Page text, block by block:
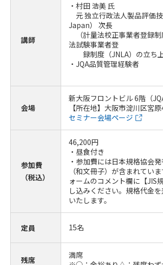
講師
・村田 浩美 氏
元 独立行政法人製品評価
Japan） 次長
（計量法校正事業者登録
法試験事業者登
録制度（JNLA）の立ち
・JQA品質管理経験者
会場
新大阪フロントビル 6階（
【所在地】大阪市淀川区宮原
セミナー会場ページ
参加費
（税込）
46,200円
・昼食付き
・参加費には日本規格協会
（和文冊子）が含まれてい
ォームのコメント欄に【JIS
し込みください。規格代金
いたします。
定員 15名
残席
満席